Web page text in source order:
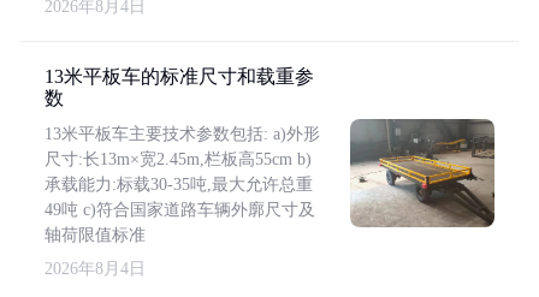
2026年8月4日
13米平板车的标准尺寸和载重参
数
13米平板车主要技术参数包括: a)外形
尺寸:长13m×宽2.45m,栏板高55cm b)
承载能力:标载30-35吨,最大允许总重
49吨 c)符合国家道路车辆外廓尺寸及
轴荷限值标准
2026年8月4日